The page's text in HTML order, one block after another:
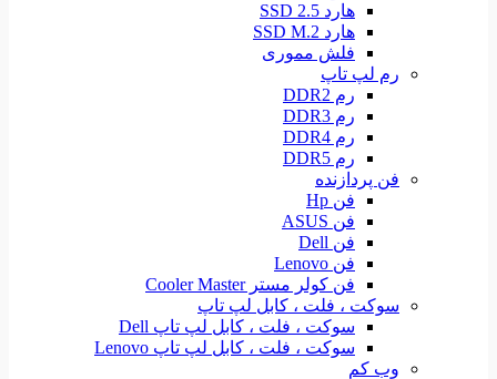
هارد SSD 2.5
هارد SSD M.2
فلش مموری
رم لپ تاپ
رم DDR2
رم DDR3
رم DDR4
رم DDR5
فن پردازنده
فن Hp
فن ASUS
فن Dell
فن Lenovo
فن کولر مستر Cooler Master
سوکت ، فلت ، کابل لپ تاپ
سوکت ، فلت ، کابل لپ تاپ Dell
سوکت ، فلت ، کابل لپ تاپ Lenovo
وب کم